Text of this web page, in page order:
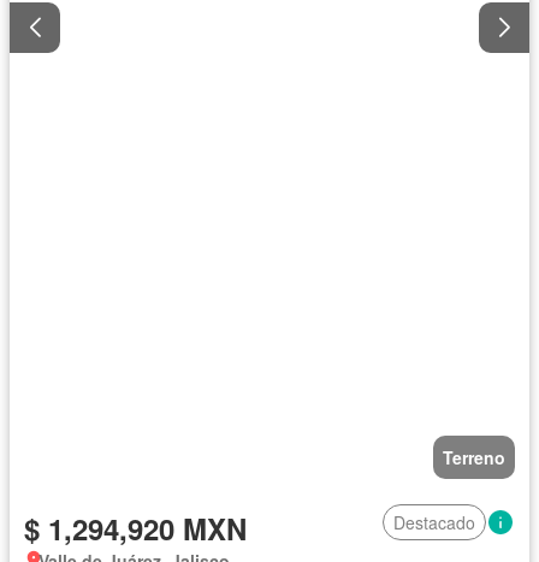
Terreno
$ 1,294,920 MXN
Destacado